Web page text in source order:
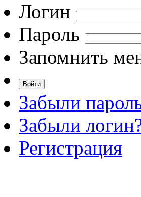
Логин
Пароль
Запомнить
Забыли
Забыли
Регистрация